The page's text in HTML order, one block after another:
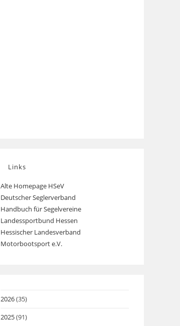
Links
Alte Homepage HSeVOpens
in
a
new
tab
Deutscher Seglerverband
in
a
new
Handbuch für SegelvereineOpens
Landessportbund Hessen
in
Hessischer Landesverband
Motorbootsport e.V.Opens
2026(35)
2025(91)